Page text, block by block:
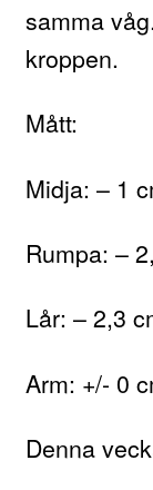
samma
kroppen.
Mått:
Midja: – 1
Rumpa: –
Lår: – 2,3
Arm: +/- 0
Denna